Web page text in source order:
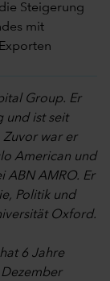
Steigerung
mit
Group. Er
und ist seit
Zuvor war er
American und
ABN AMRO. Er
Politik und
Oxford.
6 Jahre